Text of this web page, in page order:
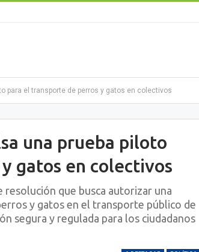
para el transporte de perros y gatos en colectivos
una prueba piloto
gatos en colectivos
resolución que busca autorizar una
y gatos en el transporte público de
segura y regulada para los ciudadanos